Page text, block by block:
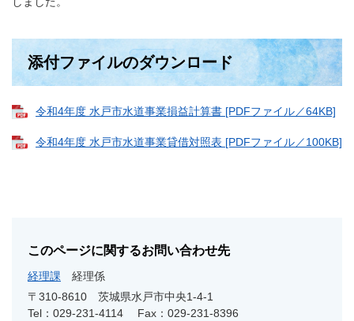
添付ファイルのダウンロード
令和4年度 水戸市水道事業損益計算書 [PDFファイル／64KB]
令和4年度 水戸市水道事業貸借対照表 [PDFファイル／100KB]
このページに関するお問い合わせ先
経理課
経理係
〒310-8610
茨城県水戸市中央1-4-1
Tel：029-231-4114
Fax：029-231-8396